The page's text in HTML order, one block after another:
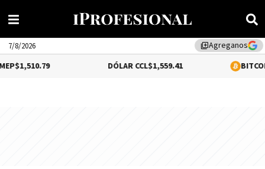
library_addAgreganos
7/8/2026
$1,559.41 0.12%